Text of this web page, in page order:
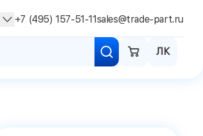
ЛК
+7 (495) 157-51-11sales@trade-part.ru